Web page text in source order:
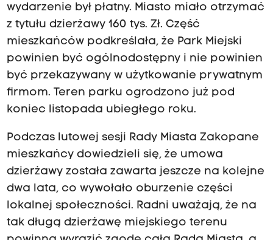
wydarzenie był płatny. Miasto miało otrzymać
z tytułu dzierżawy 160 tys. Zł. Część
mieszkańców podkreślała, że Park Miejski
powinien być ogólnodostępny i nie powinien
być przekazywany w użytkowanie prywatnym
firmom. Teren parku ogrodzono już pod
koniec listopada ubiegłego roku.
Podczas lutowej sesji Rady Miasta Zakopane
mieszkańcy dowiedzieli się, że umowa
dzierżawy została zawarta jeszcze na kolejne
dwa lata, co wywołało oburzenie części
lokalnej społeczności. Radni uważają, że na
tak długą dzierżawę miejskiego terenu